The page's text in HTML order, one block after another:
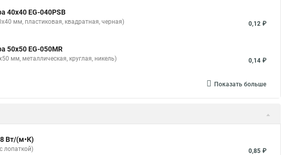
40x40 EG-040PSB
мм, пластиковая, квадратная, черная) 0,12 ₽
50х50 EG-050MR
мм, металлическая, круглая, никель) 0,14 ₽
Показать больше
Вт/(м•К)
лопаткой) 0,85 ₽